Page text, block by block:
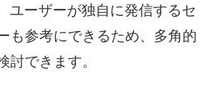
ユーザーが独自に発信するセ
も参考にできるため、多角的
討できます。